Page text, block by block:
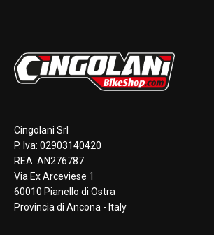
Cingolani Srl
P. Iva: 02903140420
REA: AN276787
Via Ex Arceviese 1
60010 Pianello di Ostra
Provincia di Ancona - Italy